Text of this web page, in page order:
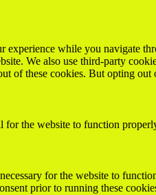
while you navigate
We also use third-party
of these cookies. But opting
for the website to function
for the website to
prior to running these